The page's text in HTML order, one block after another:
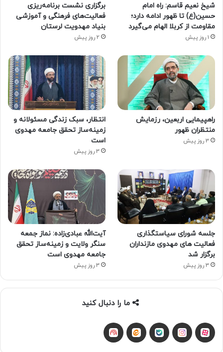
شیخ نعیم قاسم: راه امام
حسین(ع) تا ظهور ادامه دارد؛
مقاومت از کربلا الهام می‌گیرد
1 روز پیش
برگزاری نشست برنامه‌ریزی
فعالیت‌های فرهنگی و آموزشی
بنیاد مهدویت لرستان
2 روز پیش
راهپیمایی اربعین، رزمایش
منتظران ظهور
3 روز پیش
انتظار، سبک زندگی مسئولانه و
زمینه‌ساز تحقق جامعه مهدوی
است
3 روز پیش
جلسه شورای سیاستگذاری
فعالیت های مهدوی مازنداران
برگزار شد
3 روز پیش
آیت‌الله عبادی‌زاده: نماز جمعه
سنگر ولایت و زمینه‌ساز تحقق
جامعه مهدوی است
3 روز پیش
ما را دنبال کنید
آپاراتاینستاگرام
بله ایتا شنوتو